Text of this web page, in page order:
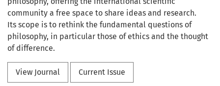
community a free space to share ideas and research.
Its scope is to rethink the fundamental questions of
philosophy, in particular those of ethics and the thought
of difference.
View Journal Current Issue